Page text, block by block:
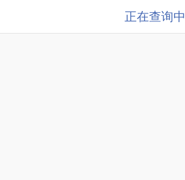
正在查询中